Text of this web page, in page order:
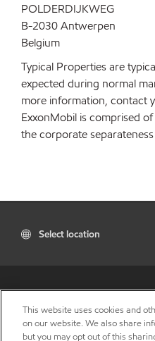
POLDERDIJKWEG
B-2030 Antwerpen
Belgium
Typical Properties are
expected during normal
more information, contact
ExxonMobil is comprised
the corporate
Select location
This website uses cookies and
on our website. We also share
but you may opt out of this